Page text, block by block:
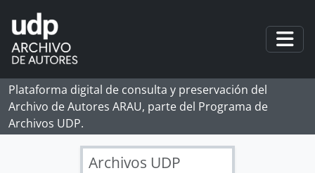
Skip to main content
Plataforma digital de consulta y preservación del
Archivo de Autores ARAU, parte del Programa de
Archivos UDP.
Archivos UDP